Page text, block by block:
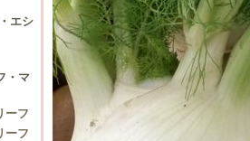
エシ
・マ
ーフ
ーフ